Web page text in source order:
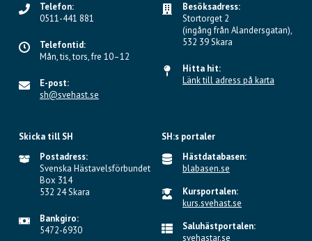
Telefon:
0511-441 881
Telefontid:
Mån, tis, tors, fre 10–12
E-post:
sh@svehast.se
Besöksadress:
Stortorget 2
(ingång från Alandersgatan),
532 39 Skara
Hitta hit:
Länk till adress på karta
Skicka till SH
Postadress:
Svenska Hästavelsförbundet
Box 314
532 24 Skara
Bankgiro:
5472-6930
SH:s portaler
Hästdatabasen:
blabasen.se
Kursportalen:
kurs.svehast.se
Saluhästportalen:
svehastar.se